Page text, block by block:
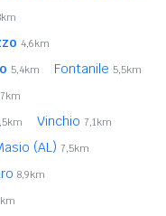
4,6km
5,4km Fontanile 5,5km
Vinchio 7,1km
(AL) 7,5km
8,9km